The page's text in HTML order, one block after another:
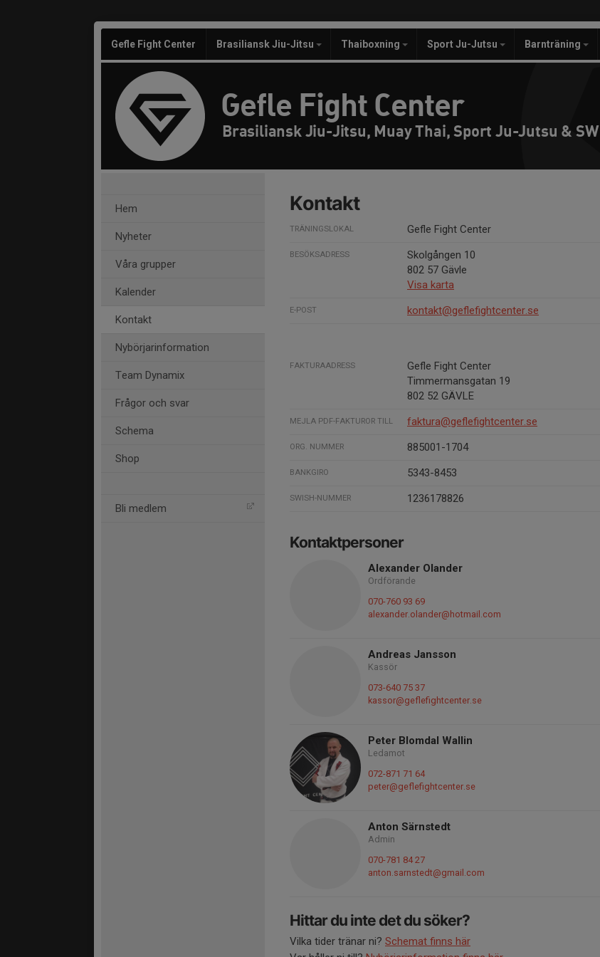
Gefle Fight Center Brasiliansk Jiu-Jitsu Thaiboxning Sport Ju-Jutsu Barnträning
Gefle Fight Center
Brasiliansk Jiu-Jitsu, Muay Thai, Sport Ju-Jutsu & SW
Hem
Nyheter
Våra grupper
Kalender
Kontakt
Nybörjarinformation
Team Dynamix
Frågor och svar
Schema
Shop
Bli medlem
Kontakt
TRÄNINGSLOKAL Gefle Fight Center
BESÖKSADRESS
Skolgången 10
802 57 Gävle
Visa karta
E-POST kontakt@geflefightcenter.se
FAKTURAADRESS
Gefle Fight Center
Timmermansgatan 19
802 52 GÄVLE
MEJLA PDF-FAKTUROR TILL faktura@geflefightcenter.se
ORG. NUMMER 885001-1704
BANKGIRO 5343-8453
SWISH-NUMMER 1236178826
Kontaktpersoner
Alexander Olander
Ordförande
070-760 93 69
alexander.olander@hotmail.com
Andreas Jansson
Kassör
073-640 75 37
kassor@geflefightcenter.se
Peter Blomdal Wallin
Ledamot
072-871 71 64
peter@geflefightcenter.se
Anton Särnstedt
Admin
070-781 84 27
anton.sarnstedt@gmail.com
Hittar du inte det du söker?
Vilka tider tränar ni? Schemat finns här